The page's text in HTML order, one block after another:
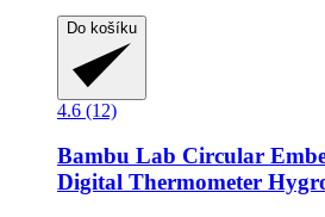
Do košíku
4.6 (12)
Bambu Lab Circular
Digital Thermometer